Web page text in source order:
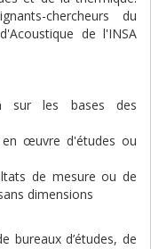
chercheurs du
de l'INSA
sur les bases des
œuvre d'études ou
de mesure ou de
dimensions
bureaux d’études, de